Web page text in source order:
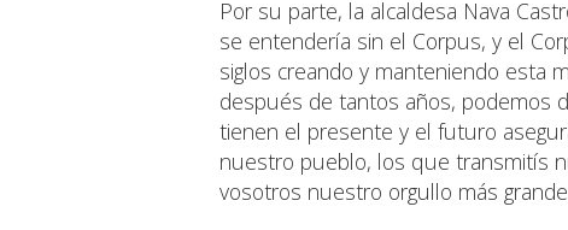
Por su parte, la alcaldesa Nava
se entendería sin el Corpus, y el
siglos creando y manteniendo esta
después de tantos años, podemos
tienen el presente y el futuro
nuestro pueblo, los que transmitís
vosotros nuestro orgullo más